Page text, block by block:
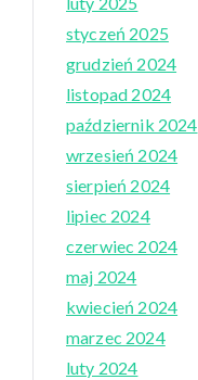
styczeń 2025
grudzień 2024
listopad 2024
październik 2024
wrzesień 2024
sierpień 2024
lipiec 2024
czerwiec 2024
maj 2024
kwiecień 2024
marzec 2024
luty 2024